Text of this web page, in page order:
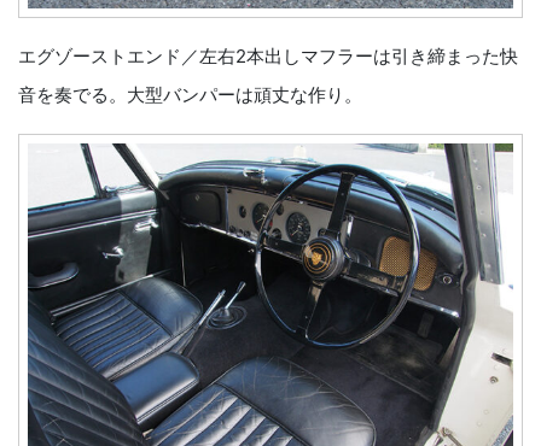
エグゾーストエンド／左右2本出しマフラーは引き締まった快
音を奏でる。大型バンパーは頑丈な作り。